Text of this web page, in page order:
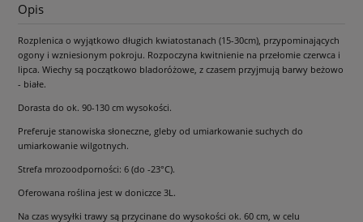
Opis
Rozplenica o wyjątkowo długich kwiatostanach (15-30cm), przypominających
ogony i wzniesionym pokroju. Rozpoczyna kwitnienie na przełomie czerwca i
lipca. Wiechy są początkowo bladoróżowe, z czasem przyjmują barwy beżowo
- białe.
Dorasta do ok. 90-130 cm wysokości.
Preferuje stanowiska słoneczne, gleby od umiarkowanie suchych do
umiarkowanie wilgotnych.
Strefa mrozoodporności: 6 (do -23°C).
Oferowana roślina jest w doniczce 3L.
Na czas wysyłki trawy są przycinane do wysokości ok. 60 cm, w celu